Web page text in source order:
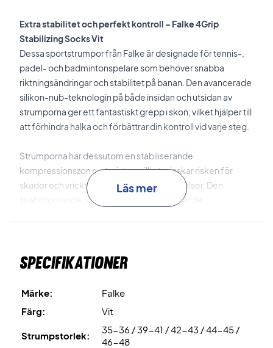
Extra stabilitet och perfekt kontroll – Falke 4Grip
Stabilizing Socks Vit
Dessa sportstrumpor från Falke är designade för tennis-,
padel- och badmintonspelare som behöver snabba
riktningsändringar och stabilitet på banan. Den avancerade
silikon-nub-teknologin på både insidan och utsidan av
strumporna ger ett fantastiskt grepp i skon, vilket hjälper till
att förhindra halka och förbättrar din kontroll vid varje steg.
Strumporna har dessutom en stabiliserande
kompressionszon runt vristen, vilket minskar risken för
skador och vrickningar under intensiva rörelser. Den
snabbtorkande 3-lagers fukttransporterande
reagera snabbt och exakt.
Spela med säkerhet och maximalt grepp – köp dina Falke
Färg: Vit.
Material: 70% polyamid, 23% polypropen, 7% elastan.
Läs mer
Specifikationer
Märke:
Falke
Färg:
Vit
Strumpstorlek:
35-36 / 39-41 / 42-43 / 44-45 /
46-48